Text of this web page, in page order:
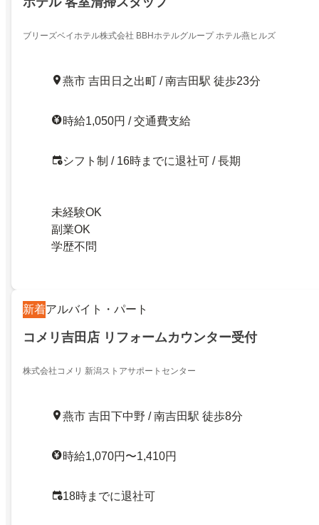
ブリーズベイホテル株式会社 BBHホテルグループ ホテル燕ヒルズ
燕市 吉田日之出町 / 南吉田駅 徒歩23分
時給1,050円 / 交通費支給
シフト制 / 16時までに退社可 / 長期
未経験OK
副業OK
学歴不問
新着アルバイト・パート
コメリ吉田店 リフォームカウンター受付
株式会社コメリ 新潟ストアサポートセンター
燕市 吉田下中野 / 南吉田駅 徒歩8分
時給1,070円〜1,410円
18時までに退社可